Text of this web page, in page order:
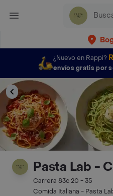
¿Nuevo en Rappi?
envíos gratis por
Pasta Lab -
Carrera 83c 20 - 35
Comida Italiana - Pasta